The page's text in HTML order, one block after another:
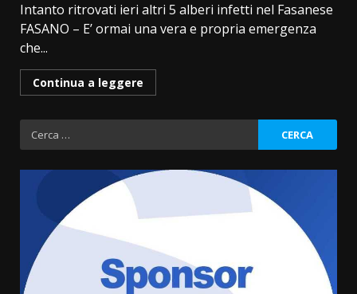
Intanto ritrovati ieri altri 5 alberi infetti nel Fasanese
FASANO – E’ ormai una vera e propria emergenza
che...
Continua a leggere
Ricerca
per: